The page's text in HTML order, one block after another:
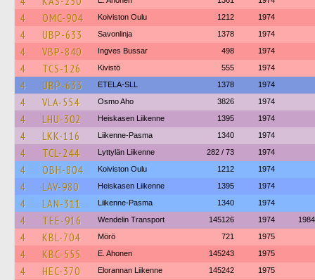
4 OMC-904 Koiviston Oulu 1212 1974
4 UBP-633 Savonlinja 1378 1974
4 VBP-840 Ingves Bussar 498 1974
4 TCS-126 Kivistö 555 1974
4 UBP-633 ETELA-SLL 1378 1974
4 VLA-554 Osmo Aho 3826 1974
4 LHU-302 Heiskasen Liikenne 1395 1974
4 LKK-116 Liikenne-Pasma 1340 1974
4 TCL-244 Lyttylän Liikenne 282 / 73 1974
4 OBH-804 Koiviston Oulu 1212 1974
4 LAV-980 Heiskasen Liikenne 1395 1974
4 LAN-311 Liikenne-Pasma 1340 1974
4 TEE-916 Wendelin Transport 145126 1974 1984
4 KBL-704 Mörö 721 1975
4 KBC-555 E. Ahonen 145243 1975
4 HEC-370 Elorannan Liikenne 145242 1975